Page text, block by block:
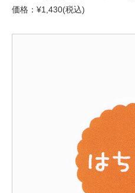
価格：¥1,430(税込)